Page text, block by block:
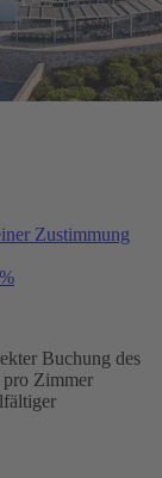
Zustimmung
Buchung des
Zimmer